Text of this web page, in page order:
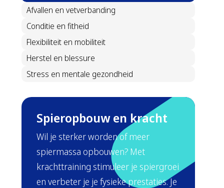
Afvallen en vetverbanding
Conditie en fitheid
Flexibiliteit en mobiliteit
Herstel en blessure
Stress en mentale gezondheid
Spieropbouw en kracht
Wil je sterker worden of meer
spiermassa opbouwen? Met
krachttraining stimuleer je spiergroei
en verbeter je je fysieke prestaties. Je